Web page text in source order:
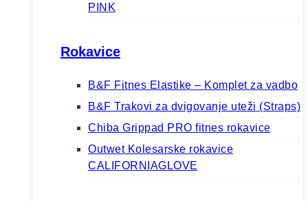
PINK
Rokavice
B&F Fitnes Elastike – Komplet za vadbo
B&F Trakovi za dvigovanje uteži (Straps)
Chiba Grippad PRO fitnes rokavice
Outwet Kolesarske rokavice
CALIFORNIAGLOVE